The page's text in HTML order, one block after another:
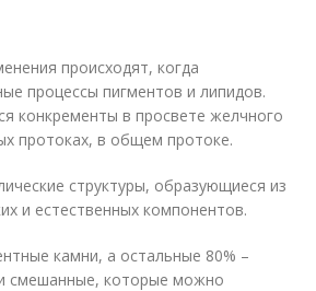
происходят, когда
процессы пигментов и липидов.
конкременты в просвете желчного
протоках, в общем протоке.
структуры, образующиеся из
и естественных компонентов.
камни, а остальные 80% –
смешанные, которые можно